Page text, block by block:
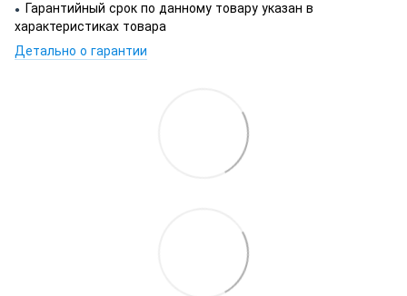
● Гарантийный срок по данному товару указан в
характеристиках товара
Детально о гарантии